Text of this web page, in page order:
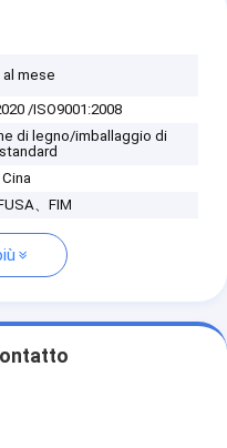
al mese
/ISO9001:2008
di legno/imballaggio di
、FIM